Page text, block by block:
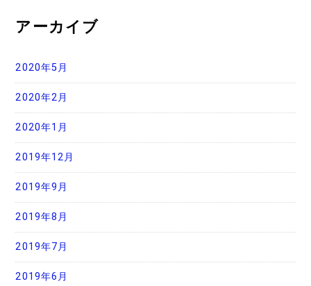
アーカイブ
2020年5月
2020年2月
2020年1月
2019年12月
2019年9月
2019年8月
2019年7月
2019年6月